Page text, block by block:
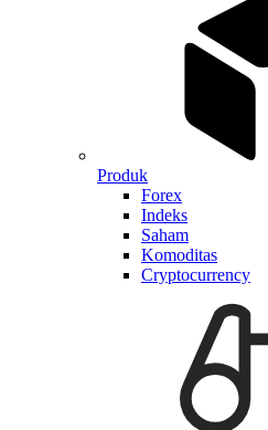
Produk
Forex
Indeks
Saham
Komoditas
Cryptocurrency